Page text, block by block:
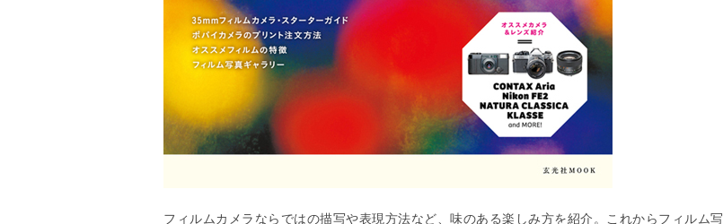
フィルムカメラならではの描写や表現方法など、味のある楽しみ方を紹介。これからフィルム写